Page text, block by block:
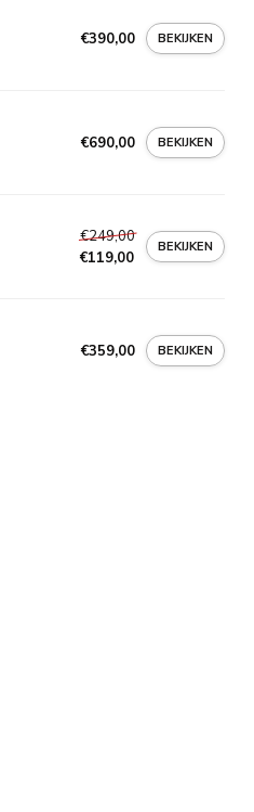
€390,00 BEKIJKEN
€690,00 BEKIJKEN
€249,00
€119,00
BEKIJKEN
€359,00 BEKIJKEN